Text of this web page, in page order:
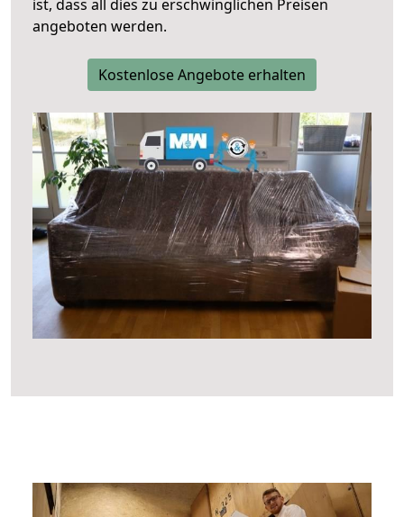
ist, dass all dies zu erschwinglichen Preisen
angeboten werden.
Kostenlose Angebote erhalten